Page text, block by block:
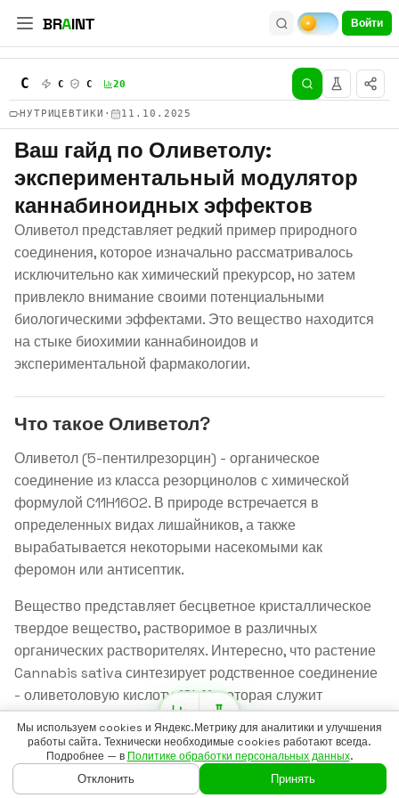
BRAINT Войти
C C C 20
НУТРИЦЕВТИКИ · 11.10.2025
Ваш гайд по Оливетолу:
экспериментальный модулятор
каннабиноидных эффектов
Оливетол представляет редкий пример природного
соединения, которое изначально рассматривалось
исключительно как химический прекурсор, но затем
привлекло внимание своими потенциальными
биологическими эффектами. Это вещество находится
на стыке биохимии каннабиноидов и
экспериментальной фармакологии.
Что такое Оливетол?
Оливетол (5-пентилрезорцин) - органическое
соединение из класса резорцинолов с химической
формулой C11H16O2. В природе встречается в
определенных видах лишайников, а также
вырабатывается некоторыми насекомыми как
феромон или антисептик.
Вещество представляет бесцветное кристаллическое
твердое вещество, растворимое в различных
органических растворителях. Интересно, что растение
Cannabis sativa синтезирует родственное соединение
- оливетоловую кислоту (OLA), которая служит
промежуточным звеном в биосинтезе каннабиноидов,
включая ТГК и КБД.
Оливетол десятилетиями использовался в химии для
Мы используем cookies и Яндекс.Метрику для аналитики и улучшения
работы сайта. Технически необходимые cookies работают всегда.
Подробнее — в Политике обработки персональных данных.
Отклонить Принять
ГЛАВНАЯ ГАЙДЫ БАДСКАН